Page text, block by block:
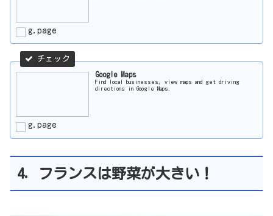
g.page
Google Maps
Find local businesses, view maps and get driving
directions in Google Maps.
g.page
4. フランスは野菜が大きい！